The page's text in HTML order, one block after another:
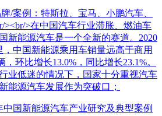
/案例：特斯拉、宝马、小鹏汽车、
><br/>在中国汽车行业滞胀、燃油车
新能源汽车是一个全新的赛道。2020
中国新能源乘用车销量远高于商用
环比增长13.0%，同比增长23.1%。
业低迷的情况下，国家十分重视汽车
能源汽车发展作为突破口；